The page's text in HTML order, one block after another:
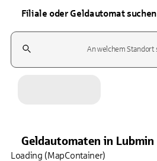
Filiale oder Geldautomat suchen
Suchfeld
Geldautomaten in Lubmin
Loading (MapContainer)